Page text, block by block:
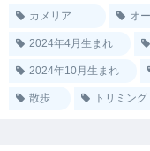
カメリア オ
2024年4月生まれ
2024年10月生まれ
散歩 トリミング